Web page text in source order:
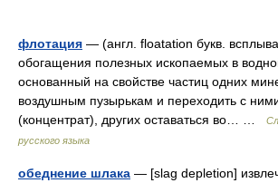
флотация — (англ. floatation букв.
обогащения полезных ископаемых в
основанный на свойстве частиц одних
воздушным пузырькам и переходить с
(концентрат), других оставаться во… …
русского языка
обеднение шлака — [slag depletion]